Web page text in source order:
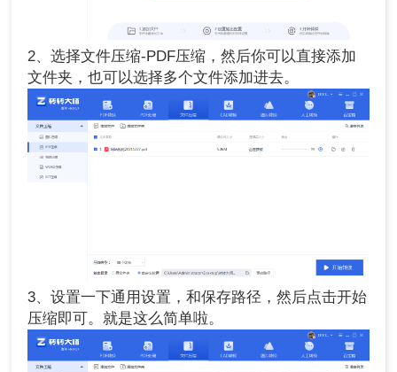
2、选择文件压缩-PDF压缩，然后你可以直接添加
文件夹，也可以选择多个文件添加进去。
3、设置一下通用设置，和保存路径，然后点击开始
压缩即可。就是这么简单啦。